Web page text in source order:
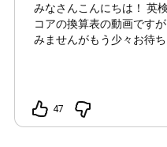
みなさんこんにちは！ 英
コアの換算表の動画です
みませんがもう少々お待
47